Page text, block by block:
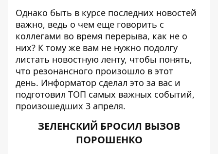
Однако быть в курсе последних новостей
важно, ведь о чем еще говорить с
коллегами во время перерыва, как не о
них? К тому же вам не нужно подолгу
листать новостную ленту, чтобы понять,
что резонансного произошло в этот
день. Информатор сделал это за вас и
подготовил ТОП самых важных событий,
произошедших 3 апреля.
ЗЕЛЕНСКИЙ БРОСИЛ ВЫЗОВ
ПОРОШЕНКО